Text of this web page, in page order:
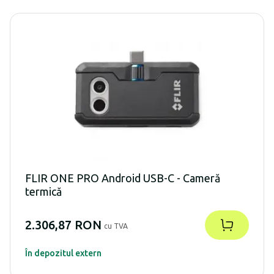
FLIR ONE PRO Android USB-C - Cameră
termică
2.306,87 RON cu TVA
În depozitul extern